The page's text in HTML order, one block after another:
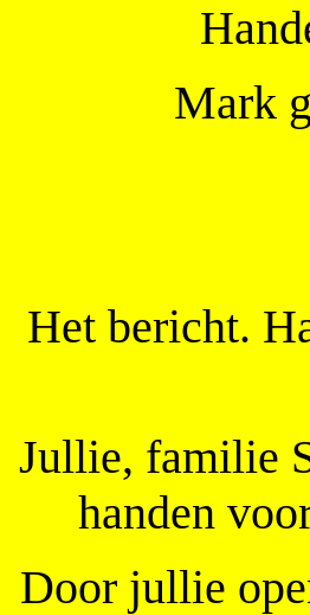
Mark
Het bericht.
Jullie, familie
handen
Door jullie